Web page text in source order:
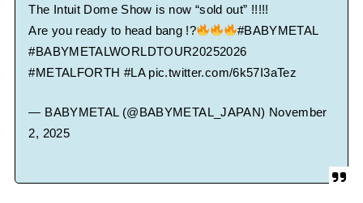
The Intuit Dome Show is now “sold out” !!!!!
Are you ready to head bang !?
#BABYMETAL
#BABYMETALWORLDTOUR20252026
#METALFORTH #LA pic.twitter.com/6k57I3aTez
— BABYMETAL (@BABYMETAL_JAPAN) November
2, 2025